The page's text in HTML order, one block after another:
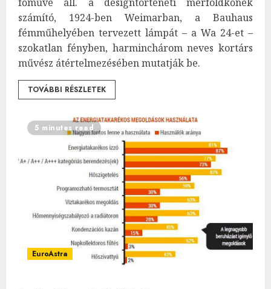
számító, 1924-ben Weimarban, a Bauhaus
fémműhelyében tervezett lámpát – a Wa 24-et –
szokatlan fényben, harminchárom neves kortárs
művész átértelmezésében mutatják be.
TOVÁBBI RÉSZLETEK
5 minutes read
EuroAstra